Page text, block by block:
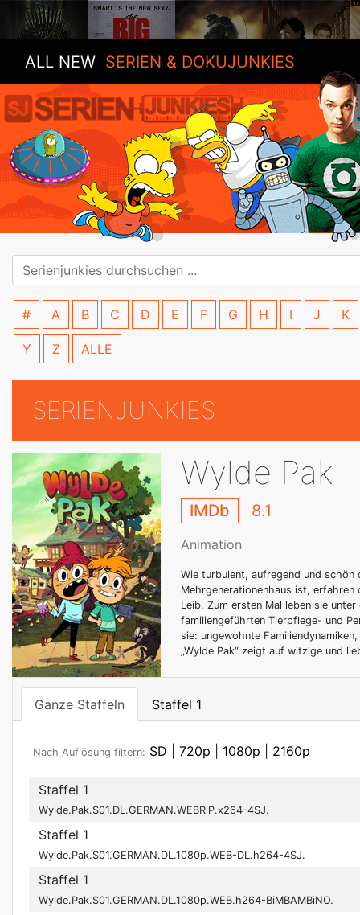
ALL NEW SERIEN & DOKUJUNKIES
# A B C D E F G H I J K
Y Z ALLE
SERIENJUNKIES
Wylde Pak
IMDb 8.1
Animation
Wie turbulent, aufregend und
Mehrgenerationenhaus ist,
Leib. Zum ersten Mal leben sie
familiengeführten Tierpflege- und
sie: ungewohnte
„Wylde Pak“ zeigt auf witzige und
Ganze Staffeln Staffel 1
Nach Auflösung filtern: SD 720p 1080p 2160p
Staffel 1
Wylde.Pak.S01.DL.GERMAN.WEBRiP.x264-4SJ.
Staffel 1
Wylde.Pak.S01.GERMAN.DL.1080p.WEB-DL.h264-4SJ.
Staffel 1
Wylde.Pak.S01.GERMAN.DL.1080p.WEB.h264-BiMBAMBiNO.